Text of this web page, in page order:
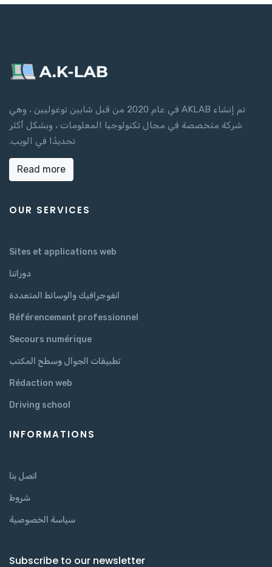
تم إنشاء AKLAB في عام 2020 من قبل شابين توغوليين ، وهي
شركة متخصصة في مجال تكنولوجيا المعلومات ، وبشكل أكثر
تحديدًا في الويب.
Read more
OUR SERVICES
Sites et applications web
دوراتنا
انفوجرافيك والوسائط المتعددة
Référencement professionnel
Secours numérique
تطبيقات الجوال وسطح المكتب
Rédaction web
Driving school
INFORMATIONS
اتصل بنا
شروط
سياسة الخصوصية
Subscribe to our newsletter